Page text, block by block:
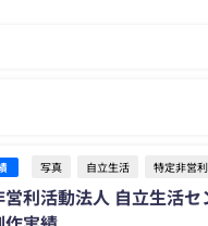
写真 自立生活 特定非営
営利活動法人 自立生活